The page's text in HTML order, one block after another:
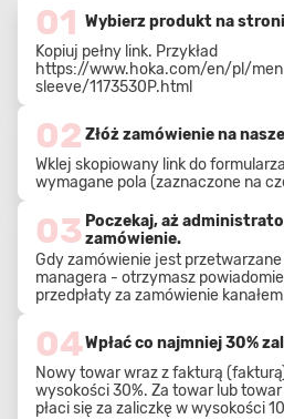
01 Wybierz produkt na
Kopiuj pełny link. Przykład
https://www.hoka.com/en/pl/
sleeve/1173530P.html
02 Złóż zamówienie na
Wklej skopiowany link do
wymagane pola (zaznaczone na
03 Poczekaj, aż
zamówienie.
Gdy zamówienie jest
managera - otrzymasz
przedpłaty za zamówienie
04Wpłać co najmniej 30%
Nowy towar wraz z fakturą
wysokości 30%. Za towar lub
płaci się za zaliczkę w wysokości